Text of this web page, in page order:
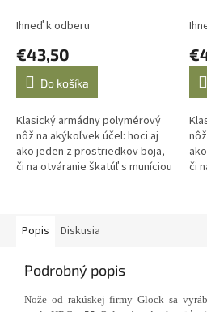
Ihneď k odberu
€43,50
Do košíka
Klasický armádny polymérový
nôž na akýkoľvek účel: hoci aj
ako jeden z prostriedkov boja,
či na otváranie škatúľ s muníciou
či
Popis Diskusia
Podrobný popis
Nože od rakúskej firmy Glock sa